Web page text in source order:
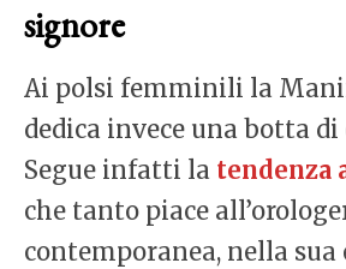
signore
Ai polsi femminili la
dedica invece una botta di
Segue infatti la tendenza
che tanto piace
contemporanea, nella sua